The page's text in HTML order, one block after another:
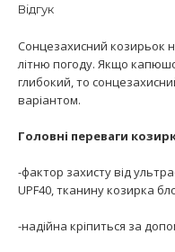
Відгук
Сонцезахисний козирьок
літню погоду. Якщо
глибокий, то
варіантом.
Головні переваги
-фактор захисту від
UPF40, тканину козирка
-надійна кріпиться за